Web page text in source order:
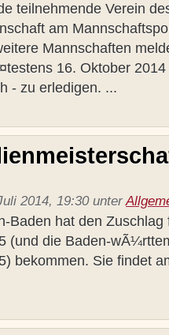
teilnehmende Verein
am
Mannschaften
16. Oktober
- zu erledigen. ...
2014, 19:30 unter
Baden hat den
(und die Baden-
bekommen. Sie findet